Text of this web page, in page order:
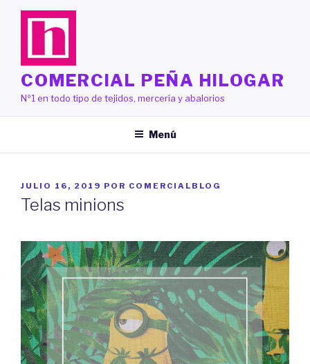
Saltar
COMERCIAL PEÑA HILOGAR
Nº1 en todo tipo de tejidos, mercería y abalorios
Menú
PUBLICADO
EL
JULIO 16, 2019 POR COMERCIALBLOG
Telas minions